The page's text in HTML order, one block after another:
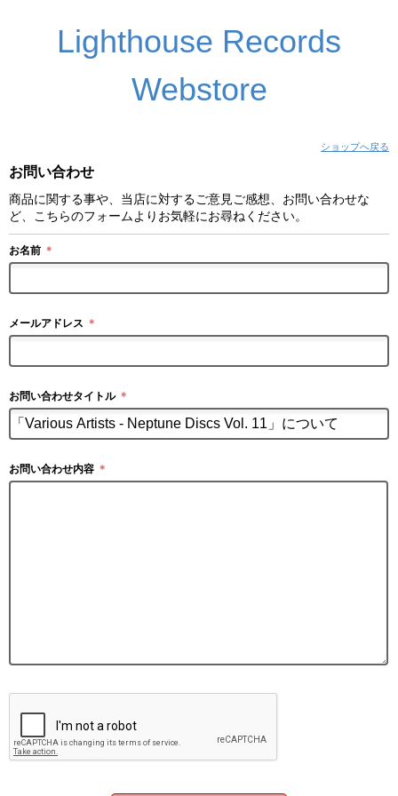
Lighthouse Records
Webstore
ショップへ戻る
お問い合わせ
商品に関する事や、当店に対するご意見ご感想、お問い合わせな
ど、こちらのフォームよりお気軽にお尋ねください。
お名前 ＊
メールアドレス ＊
お問い合わせタイトル ＊
お問い合わせ内容 ＊